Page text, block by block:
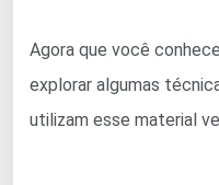
Agora que você
explorar algumas
utilizam esse material